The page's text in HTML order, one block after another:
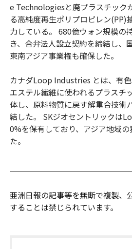
e Technologiesと廃プラスチック
る高純度再生ポリプロピレン(PP)
力している。 680億ウォン規模の
き、合弁法人設立契約を締結し、
東南アジア事業権も確保した。
カナダLoop Industries とは、有
エステル繊維に使われるプラスチ
体し、原料物質に戻す解重合技術
結した。 SKジオセントリックは
0%を保有しており、アジア地域
た。
亜洲日報の記事等を無断で複製、
することは禁じられています。